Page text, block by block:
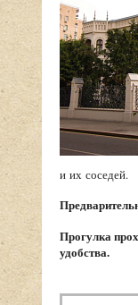
и их соседей.
Прогулка
удобства.